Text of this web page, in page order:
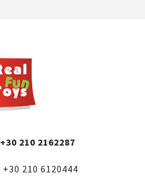
+30 210 2162287
+30 210 6120444